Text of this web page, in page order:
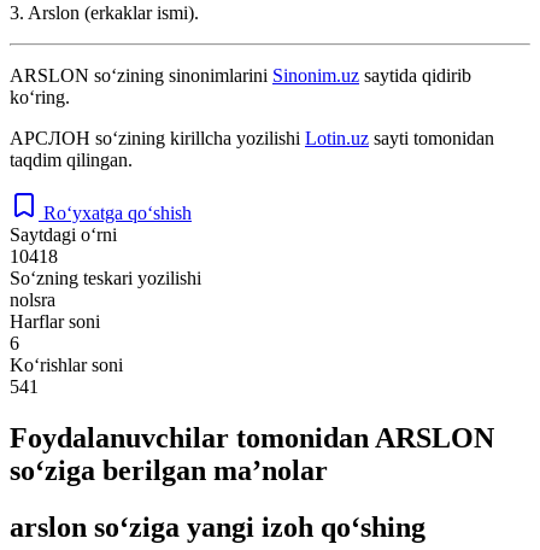
3. Arslon (erkaklar ismi).
ARSLON so‘zining sinonimlarini Sinonim.uz saytida qidirib
ko‘ring.
АРСЛОН so‘zining kirillcha yozilishi Lotin.uz sayti tomonidan
taqdim qilingan.
Ro‘yxatga qo‘shish
Saytdagi o‘rni
10418
So‘zning teskari yozilishi
nolsra
Harflar soni
6
Ko‘rishlar soni
541
Foydalanuvchilar tomonidan ARSLON
so‘ziga berilgan ma’nolar
arslon so‘ziga yangi izoh qo‘shing